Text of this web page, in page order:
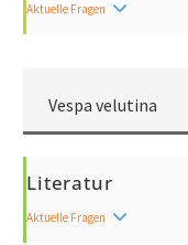
Aktuelle Fragen
Vespa velutina
Literatur
Aktuelle Fragen